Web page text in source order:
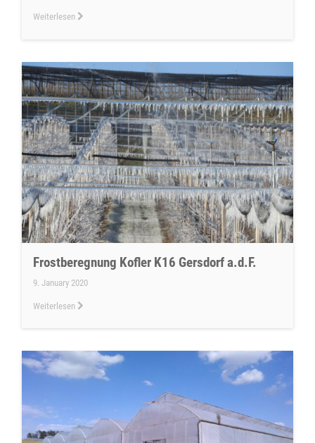
Weiterlesen
Frostberegnung Kofler K16 Gersdorf a.d.F.
9. January 2020
Weiterlesen